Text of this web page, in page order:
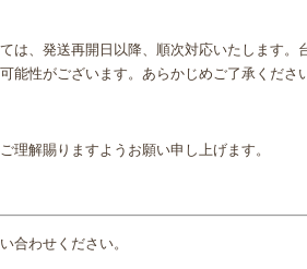
は、発送再開日以降、順次対応いたします。
能性がございます。あらかじめご了承ください
理解賜りますようお願い申し上げます。
合わせください。